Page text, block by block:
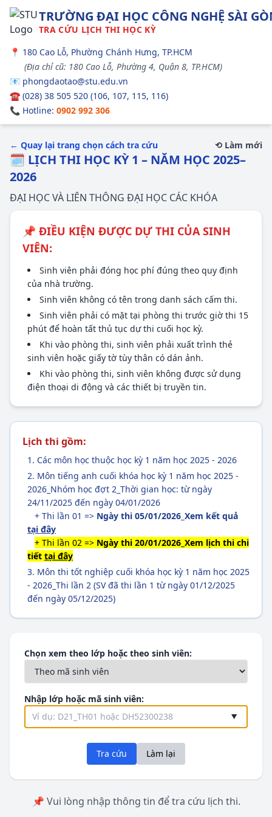
TRƯỜNG ĐẠI HỌC CÔNG NGHỆ SÀI
TRA CỨU LỊCH THI HỌC KỲ
📍 180 Cao Lỗ, Phường Chánh Hưng, TP.HCM
(Địa chỉ cũ: 180 Cao Lỗ, Phường 4, Quận 8, TP.HCM)
📧 phongdaotao@stu.edu.vn
☎️ (028) 38 505 520 (106, 107, 115, 116)
📞 Hotline: 0902 992 306
← Quay lại trang chọn cách tra cứu ⟲ Làm mới
🗓️ LỊCH THI HỌC KỲ 1 – NĂM HỌC 2025–
2026
ĐẠI HỌC VÀ LIÊN THÔNG ĐẠI HỌC CÁC KHÓA
📌 ĐIỀU KIỆN ĐƯỢC DỰ THI CỦA SINH
VIÊN:
Sinh viên phải đóng học phí đúng theo quy định
của nhà trường.
Sinh viên không có tên trong danh sách cấm thi.
Sinh viên phải có mặt tại phòng thi trước giờ thi 15
phút để hoàn tất thủ tục dự thi cuối học kỳ.
Khi vào phòng thi, sinh viên phải xuất trình thẻ
sinh viên hoặc giấy tờ tùy thân có dán ảnh.
Khi vào phòng thi, sinh viên không được sử dụng
điện thoại di động và các thiết bị truyền tin.
Lịch thi gồm:
Các môn học thuộc học kỳ 1 năm học 2025 - 2026
Môn tiếng anh cuối khóa học kỳ 1 năm học 2025 -
2026_Nhóm học đợt 2_Thời gian học: từ ngày
24/11/2025 đến ngày 04/01/2026
+ Thi lần 01 => Ngày thi 05/01/2026_Xem kết quả
tại đây
+ Thi lần 02 => Ngày thi 20/01/2026_Xem lịch thi chi
tiết tại đây
Môn thi tốt nghiệp cuối khóa học kỳ 1 năm học 2025
- 2026_Thi lần 2 (SV đã thi lần 1 từ ngày 01/12/2025
đến ngày 05/12/2025)
Chọn xem theo lớp hoặc theo sinh viên:
Nhập lớp hoặc mã sinh viên:
Tra cứu Làm lại
📌 Vui lòng nhập thông tin để tra cứu lịch thi.